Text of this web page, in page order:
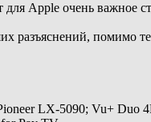
для Apple очень важное
разъяснений, помимо
LX-5090; Vu+ Duo